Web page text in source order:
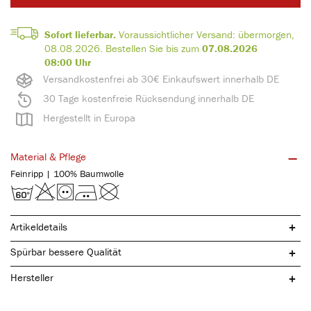
Versandkostenfrei ab 30€ Einkaufswert innerhalb DE
30 Tage kostenfreie Rücksendung innerhalb DE
Hergestellt in Europa
Sofort lieferbar. Voraussichtlicher Versand: übermorgen,
08.08.2026. Bestellen Sie bis zum 07.08.2026
08:00 Uhr
Material & Pflege
Feinripp | 100% Baumwolle
Artikeldetails
Spürbar bessere Qualität
Hersteller